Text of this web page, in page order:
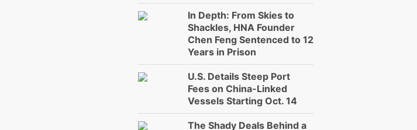
In Depth: From Skies to
Shackles, HNA Founder
Chen Feng Sentenced to 12
Years in Prison
U.S. Details Steep Port
Fees on China-Linked
Vessels Starting Oct. 14
The Shady Deals Behind a